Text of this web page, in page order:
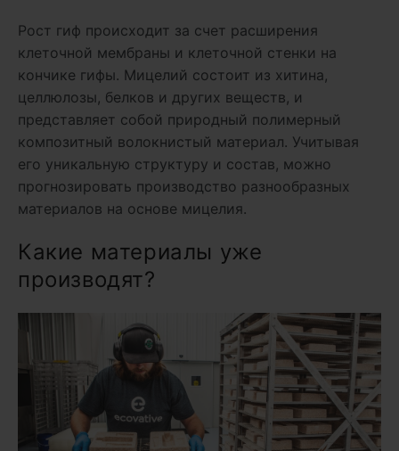
Рост гиф происходит за счет расширения
клеточной мембраны и клеточной стенки на
кончике гифы. Мицелий состоит из хитина,
целлюлозы, белков и других веществ, и
представляет собой природный полимерный
композитный волокнистый материал. Учитывая
его уникальную структуру и состав, можно
прогнозировать производство разнообразных
материалов на основе мицелия.
Какие материалы уже
производят?